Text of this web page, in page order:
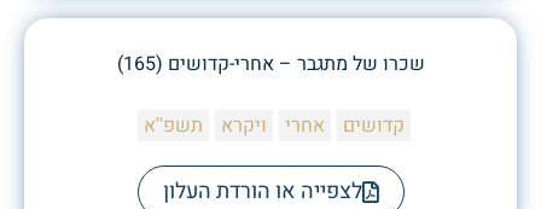
שכרו של מתגבר – אחרי-קדושים (165)
קדושים אחרי ויקרא תשפ''א
לצפייה או הורדת העלון